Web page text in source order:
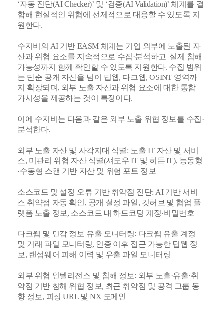
‘자동 진단(AI Checker)’ 및 ‘검증(AI Validation)’ 체계를 결
합해 현실적인 위협에 선제적으로 대응할 수 있도록 지
원한다.
수지비의 AI 기반 EASM 체계는 기업 외부에 노출된 자
산과 위협 요소를 지속적으로 수집·분석하고, 실제 침해
가능성까지 함께 확인할 수 있도록 지원한다. 수집 범위
는 단순 공개 자산을 넘어 딥웹, 다크웹, OSINT 영역까
지 확장되며, 외부 노출 자산과 위협 요소에 대한 통합
가시성을 제공하는 것이 특징이다.
이에 수지비는 다음과 같은 외부 노출 위협 정보를 수집·
분석한다.
외부 노출 자산 및 사각지대 식별: 노출 IT 자산 및 서비
스, 미관리 위협 자산 식별(섀도우 IT 및 히든 IT), 능동형
·수동형 스캔 기반 자산 및 위험 포트 정보
소스코드 및 설정 오류 기반 취약점 진단: AI 기반 서비
스 취약점 자동 확인, 공개 설정 파일, 깃허브 및 협업 플
랫폼 노출 정보, 소스코드 내 하드코딩 계정·비밀번호
다크웹 및 민감 정보 유출 모니터링: 다크웹 유출 계정
및 거래 파일 모니터링, 인증 이후 접근 가능한 딥웹 정
보, 랜섬웨어 피해 이력 및 유출 파일 모니터링
외부 위협 인텔리전스 및 침해 정보: 외부 노출·유출·취
약점 기반 침해 위협 정보, 최근 취약점 및 공격 그룹 동
향 정보, 피싱 URL 및 NX 도메인